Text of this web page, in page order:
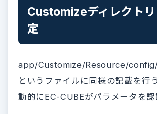
Customizeディレクト
定
app/Customize/Resource/config/
というファイルに同様の記載を行
動的にEC-CUBEがパラメータを認